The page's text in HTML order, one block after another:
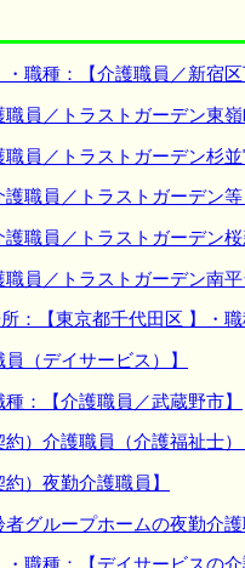
種：【介護職員／新宿区
員／トラストガーデン東嶺
員／トラストガーデン杉並
職員／トラストガーデン等
職員／トラストガーデン桜
員／トラストガーデン南平
【東京都千代田区 】・職
（デイサービス）】
：【介護職員／武蔵野市】
）介護職員（介護福祉士）
）夜勤介護職員】
グループホームの夜勤介護